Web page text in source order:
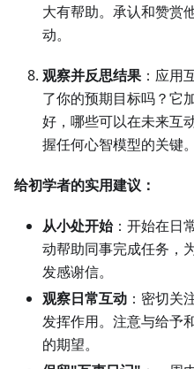
大有帮助。承认和赞赏
动。
观察并反思结果 ：应用
了你的预期目标吗？它
好，哪些可以在未来互
握任何心智模型的关键。
给初学者的实用建议：
从小处开始：开始在日
动帮助同事完成任务，
发感谢信。
观察日常互动 ：密切关
发挥作用。注意与给予
的期望。